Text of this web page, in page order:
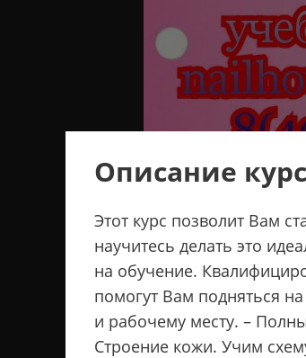
Описание
Этот курс позволит Вам
научитесь делать это
на обучение.
помогут Вам подняться
и рабочему месту. –
Строение кожи. Учим